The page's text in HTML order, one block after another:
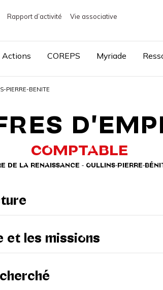
Rapport d’activité
Vie associative
Actions COREPS Myriade
PIERRE-BENITE
COMPTABLE
DE LA RENAISSANCE - OULLINS-PIERRE-
et les missions